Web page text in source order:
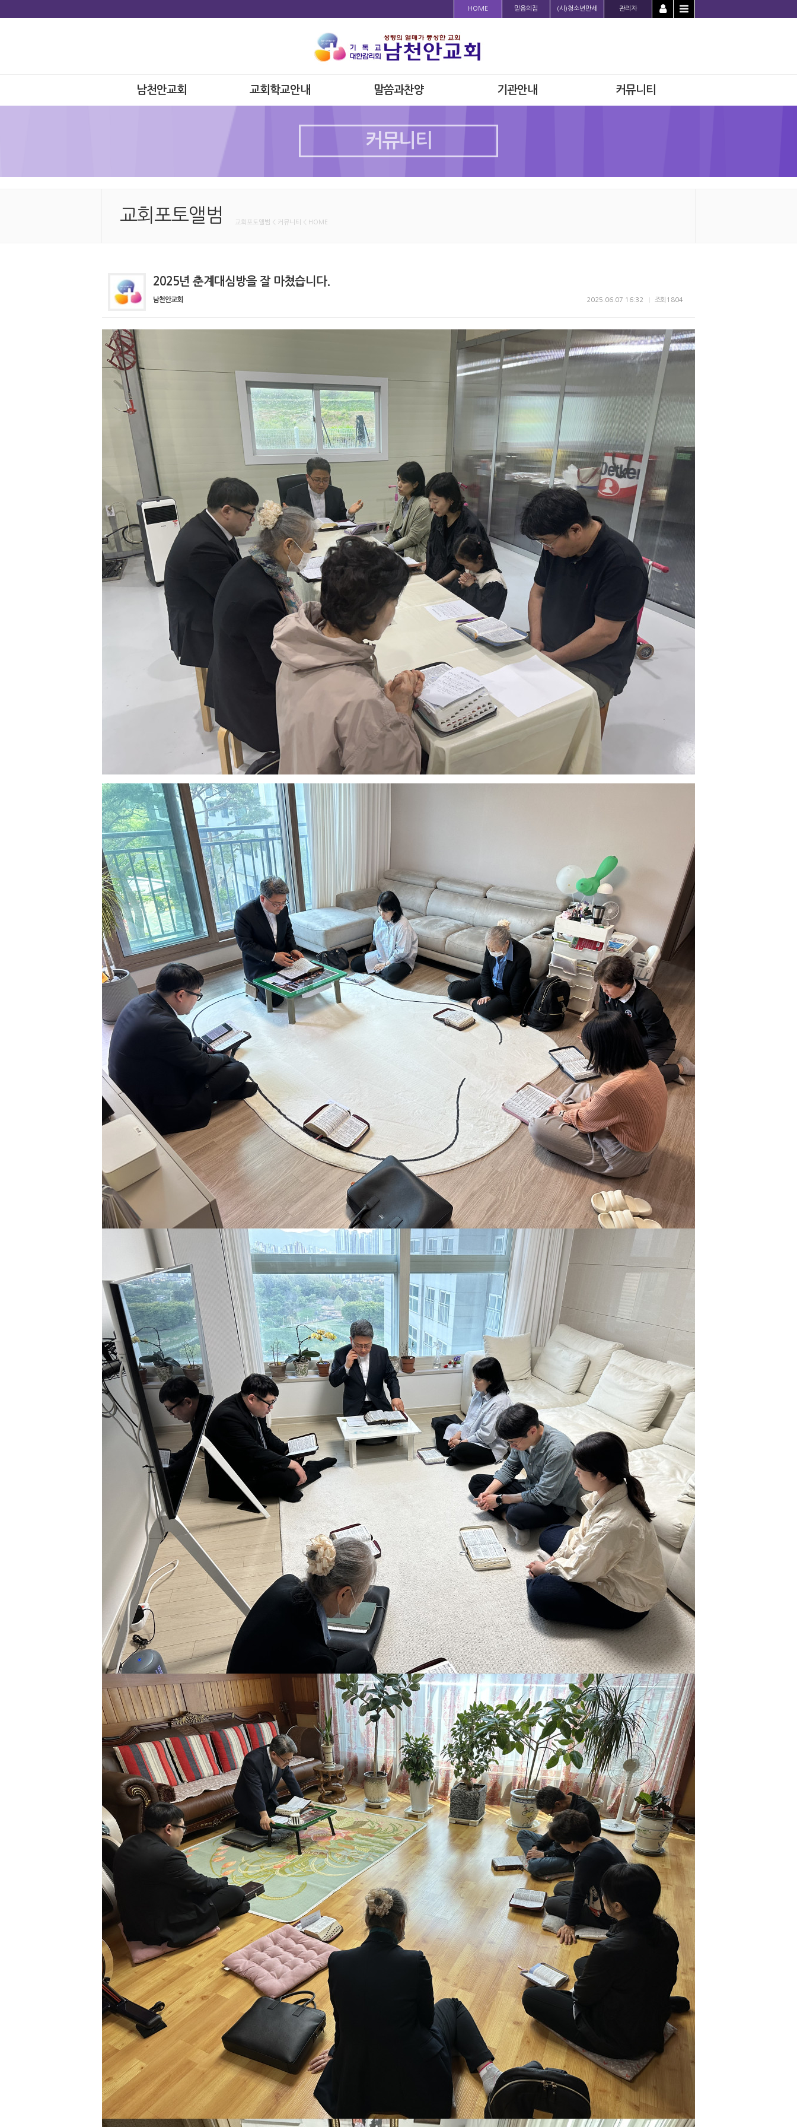
HOME 믿음의집 (사)청소년만세 관리자
남천안교회 교회학교안내 말씀과찬양 기관안내 커뮤니티
커뮤니티
교회포토앨범 교회포토앨범 < 커뮤니티 < HOME
2025년 춘계대심방을 잘 마쳤습니다.
남천안교회 조회 1804
2025.06.07 16:32